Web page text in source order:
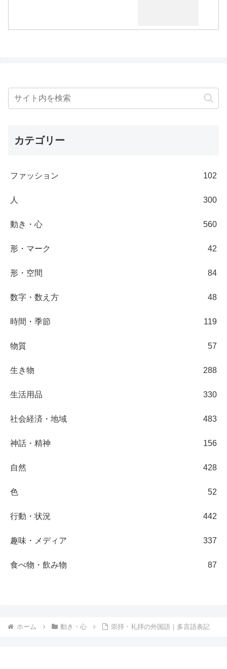
カテゴリー
ファッション 102
人 300
動き・心 560
形・マーク 42
形・空間 84
数字・数え方 48
時間・季節 119
物質 57
生き物 288
生活用品 330
社会経済・地域 483
神話・精神 156
自然 428
色 52
行動・状況 442
趣味・メディア 337
食べ物・飲み物 87
ホーム 動き・心 崇拝・礼拝の外国語｜多言語表記